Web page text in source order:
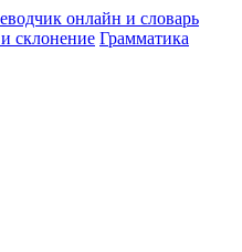
и склонение Грамматика